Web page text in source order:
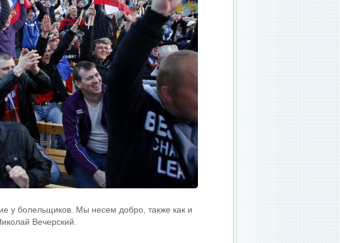
у болельщиков. Мы несем добро, также как и
Вечерский.